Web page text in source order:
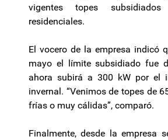
vigentes topes
residenciales.
El vocero de la empresa indicó
mayo el límite subsidiado fue
ahora subirá a 300 kW por el
invernal. “Venimos de topes de
frías o muy cálidas”, comparó.
Finalmente, desde la empresa